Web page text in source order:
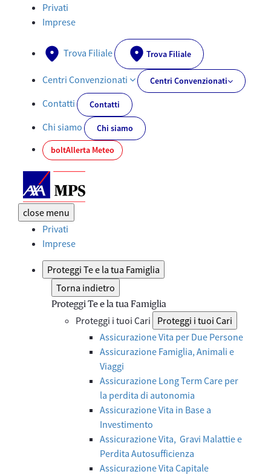
Documenti PRIIPs - AXA-MPS.IT
Privati
Imprese
Trova Filiale Trova Filiale
Centri Convenzionati Centri Convenzionati
Contatti Contatti
Chi siamo
Chi siamo
boltAllerta Meteo
close menu
Privati
Imprese
Proteggi Te e la tua Famiglia
Torna indietro
Proteggi Te e la tua Famiglia
Proteggi i tuoi Cari
Proteggi i tuoi Cari
Assicurazione Vita per Due Persone
Assicurazione Famiglia, Animali e
Viaggi
Assicurazione Long Term Care per
la perdita di autonomia
Assicurazione Vita in Base a
Investimento
Assicurazione Vita, Gravi Malattie e
Perdita Autosufficienza
Assicurazione Vita Capitale